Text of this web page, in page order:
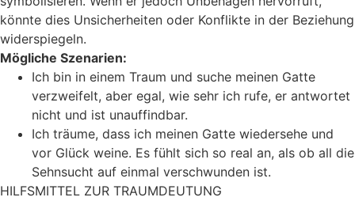
könnte dies Unsicherheiten oder Konflikte in der Beziehung
widerspiegeln.
Mögliche Szenarien:
Ich bin in einem Traum und suche meinen Gatte
verzweifelt, aber egal, wie sehr ich rufe, er antwortet
nicht und ist unauffindbar.
Ich träume, dass ich meinen Gatte wiedersehe und
vor Glück weine. Es fühlt sich so real an, als ob all die
Sehnsucht auf einmal verschwunden ist.
HILFSMITTEL ZUR TRAUMDEUTUNG